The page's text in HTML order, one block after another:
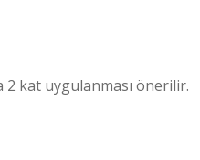
2 kat uygulanması önerilir.